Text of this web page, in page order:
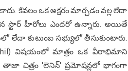
కేవలం ఒక అక్షరం మార్చడం వల్ల లేదా
స్టార్ హీరోలు ఎందరో ఉన్నారు. అయితే
కుటుంబ సభ్యులో తీసుకుంటారు.
విషయంలో మాత్రం ఒక వీరాభిమాని
తాజా చిత్రం 'లెనిన్' ప్రమోషన్లలో భాగంగా